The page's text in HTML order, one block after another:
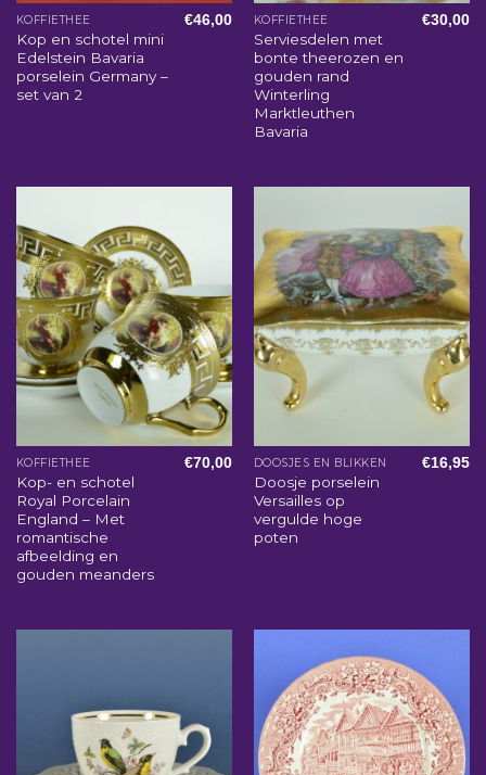
KOFFIETHEE
Kop en schotel mini
Edelstein Bavaria
porselein Germany –
set van 2
€46,00 KOFFIETHEE
Serviesdelen met
bonte theerozen en
gouden rand
Winterling
Marktleuthen
Bavaria
€30,00
KOFFIETHEE
Kop- en schotel
Royal Porcelain
England – Met
romantische
afbeelding en
gouden meanders
€70,00 DOOSJES EN BLIKKEN
Doosje porselein
Versailles op
vergulde hoge
poten
€16,95